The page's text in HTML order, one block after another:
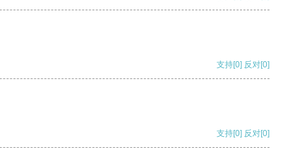
支持[0] 反对[0]
支持[0] 反对[0]